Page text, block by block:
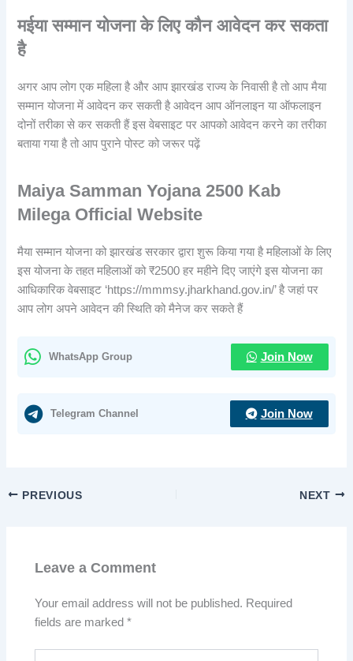
मईया सम्मान योजना के लिए कौन आवेदन कर सकता
है
अगर आप लोग एक महिला है और आप झारखंड राज्य के निवासी है तो आप मैया
सम्मान योजना में आवेदन कर सकती है आवेदन आप ऑनलाइन या ऑफलाइन
दोनों तरीका से कर सकती हैं इस वेबसाइट पर आपको आवेदन करने का तरीका
बताया गया है तो आप पुराने पोस्ट को जरूर पढ़ें
Maiya Samman Yojana 2500 Kab
Milega Official Website
मैया सम्मान योजना को झारखंड सरकार द्वारा शुरू किया गया है महिलाओं के लिए
इस योजना के तहत महिलाओं को ₹2500 हर महीने दिए जाएंगे इस योजना का
आधिकारिक वेबसाइट ‘https://mmmsy.jharkhand.gov.in/’ है जहां पर
आप लोग अपने आवेदन की स्थिति को मैनेज कर सकते हैं
WhatsApp Group Join Now
Telegram Channel Join Now
PREVIOUS NEXT
Leave a Comment
Your email address will not be published. Required
fields are marked*